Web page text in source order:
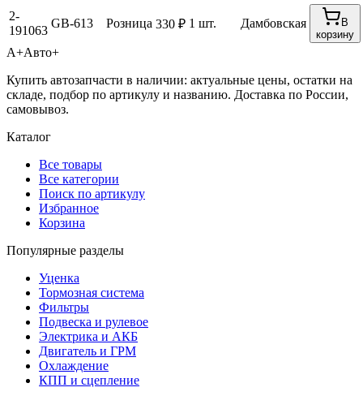
2-
191063
GB-613 Розница 330 ₽ 1 шт. Дамбовская
В
корзину
А+Авто+
Купить автозапчасти в наличии: актуальные цены, остатки на
складе, подбор по артикулу и названию. Доставка по России,
самовывоз.
Каталог
Все товары
Все категории
Поиск по артикулу
Избранное
Корзина
Популярные разделы
Уценка
Тормозная система
Фильтры
Подвеска и рулевое
Электрика и АКБ
Двигатель и ГРМ
Охлаждение
КПП и сцепление